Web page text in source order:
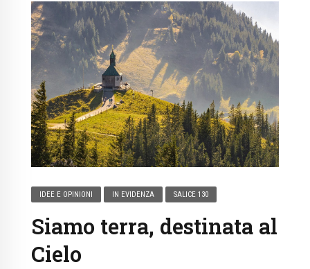
IDEE E OPINIONI IN EVIDENZA SALICE 130
Siamo terra, destinata al
Cielo